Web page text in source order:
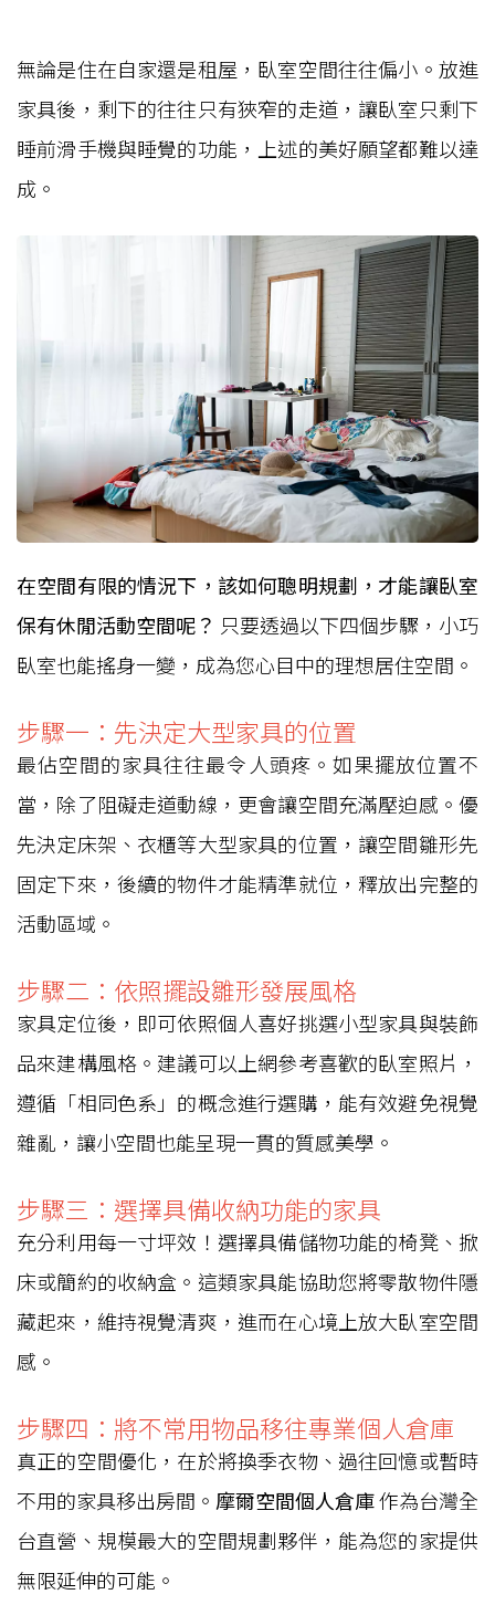
無論是住在自家還是租屋，臥室空間往往偏小。放進
家具後，剩下的往往只有狹窄的走道，讓臥室只剩下
睡前滑手機與睡覺的功能，上述的美好願望都難以達
成。
在空間有限的情況下，該如何聰明規劃，才能讓臥室
保有休閒活動空間呢？ 只要透過以下四個步驟，小巧
臥室也能搖身一變，成為您心目中的理想居住空間。
步驟一：先決定大型家具的位置
最佔空間的家具往往最令人頭疼。如果擺放位置不
當，除了阻礙走道動線，更會讓空間充滿壓迫感。優
先決定床架、衣櫃等大型家具的位置，讓空間雛形先
固定下來，後續的物件才能精準就位，釋放出完整的
活動區域。
步驟二：依照擺設雛形發展風格
家具定位後，即可依照個人喜好挑選小型家具與裝飾
品來建構風格。建議可以上網參考喜歡的臥室照片，
遵循「相同色系」的概念進行選購，能有效避免視覺
雜亂，讓小空間也能呈現一貫的質感美學。
步驟三：選擇具備收納功能的家具
充分利用每一寸坪效！選擇具備儲物功能的椅凳、掀
床或簡約的收納盒。這類家具能協助您將零散物件隱
藏起來，維持視覺清爽，進而在心境上放大臥室空間
感。
步驟四：將不常用物品移往專業個人倉庫
真正的空間優化，在於將換季衣物、過往回憶或暫時
不用的家具移出房間。 摩爾空間個人倉庫作為台灣全
台直營、規模最大的空間規劃夥伴，能為您的家提供
無限延伸的可能。